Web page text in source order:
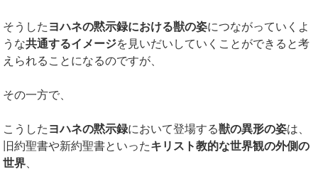
そうした ヨハネの黙示録における獣の姿につながっていくよ
うな共通するイメージを見いだいしていくことができると考
えられることになるのですが、
その一方で、
こうした ヨハネの黙示録において登場する獣の異形の姿は、
旧約聖書や新約聖書といったキリスト教的な世界観の外側の
世界